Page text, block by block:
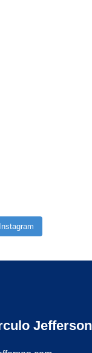
Jefferson